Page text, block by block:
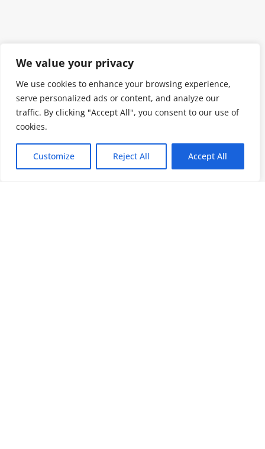
We value your privacy
We use cookies to enhance your browsing experience,
serve personalized ads or content, and analyze our
traffic. By clicking "Accept All", you consent to our use of
cookies.
Customize Reject All Accept All